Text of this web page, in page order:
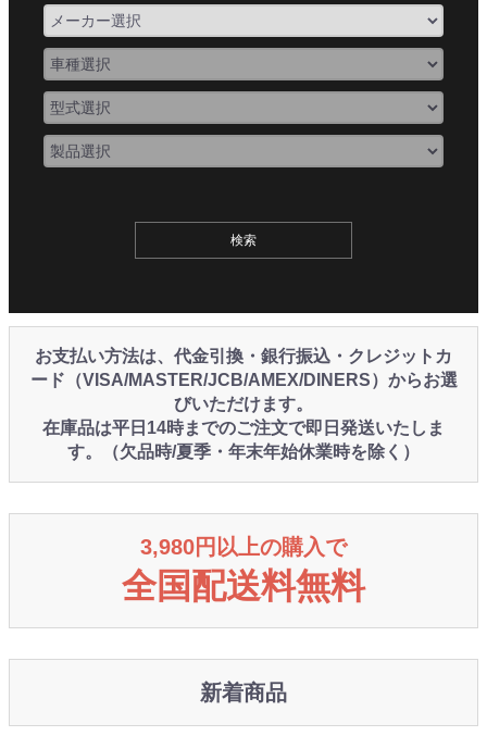
お支払い方法は、代金引換・銀行振込・クレジットカ
ード（VISA/MASTER/JCB/AMEX/DINERS）からお選
びいただけます。
在庫品は平日14時までのご注文で即日発送いたしま
す。（欠品時/夏季・年末年始休業時を除く）
3,980円以上の購入で
全国配送料無料
新着商品